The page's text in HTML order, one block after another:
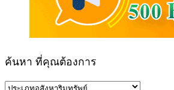
ค้นหา ที่คุณต้องการ